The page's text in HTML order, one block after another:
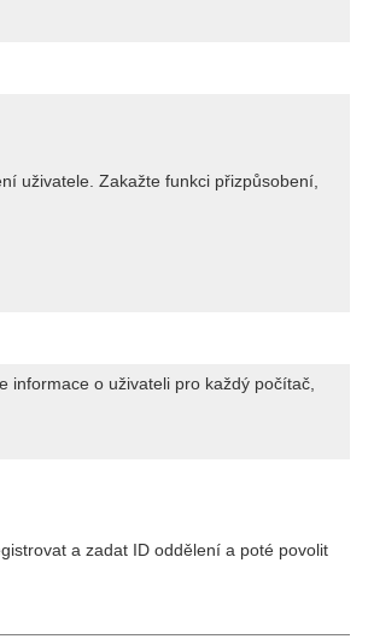
uživatele. Zakažte funkci přizpůsobení,
o uživateli pro každý počítač,
a zadat ID oddělení a poté povolit